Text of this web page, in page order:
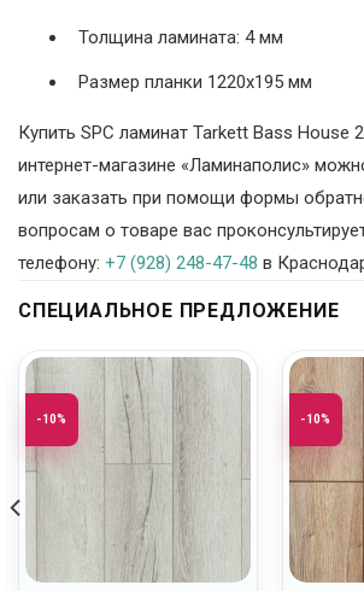
Толщина ламината: 4 мм
Размер планки 1220х195 мм
Купить SPC ламинат Tarkett Bass House
интернет-магазине «Ламинаполис»
или заказать при помощи формы
вопросам о товаре вас
телефону: +7 (928) 248-47-48 в
СПЕЦИАЛЬНОЕ ПРЕДЛОЖЕНИЕ
-10% -10%